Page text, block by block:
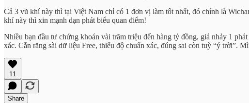
Cả 3 vũ khí này thì tại Việt Nam chỉ có 1 đơn vị làm tốt nhất, đó chính là
khí này thì xin mạnh dạn phát biểu quan điểm!
Nhiều bạn đầu tư chứng khoán vài trăm triệu đến hàng tỷ đồng, giá nhảy 1
xác. Cắn răng sài dữ liệu Free, thiếu độ chuẩn xác, đúng sai còn tuỳ “ý trời”.
11
Share